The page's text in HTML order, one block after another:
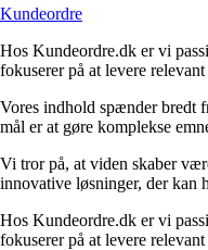
Kundeordre
Hos Kundeordre.dk er vi
fokuserer på at levere
Vores indhold spænder bredt
mål er at gøre komplekse
Vi tror på, at viden skaber
innovative løsninger, der kan
Hos Kundeordre.dk er vi
fokuserer på at levere